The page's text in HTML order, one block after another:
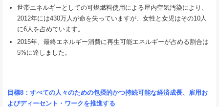
世帯エネルギーとしての可燃燃料使用による屋内空気汚染により、
2012年には430万人が命を失っていますが、女性と女児はその10人
に6人を占めています。
2015年、最終エネルギー消費に再生可能エネルギーが占める割合は
5%に達しました。
目標8 ：すべての人々のための包摂的かつ持続可能な経済成長、雇用お
よびディーセント・ワークを推進する